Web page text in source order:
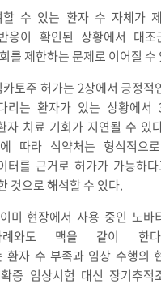
할 수 있는 환자 수 자체가
응이 확인된 상황에서 대조
를 제한하는 문제로 이어질 수
토주 허가는 2상에서 긍정적
리는 환자가 있는 상황에서
자 치료 기회가 지연될 수 있
따라 식약처는 형식적으
터를 근거로 허가가 가능하
것으로 해석할 수 있다.
미 현장에서 사용 중인 노바
례와도 맥을 같이 한
환자 수 부족과 임상 수행의
증 임상시험 대신 장기추적